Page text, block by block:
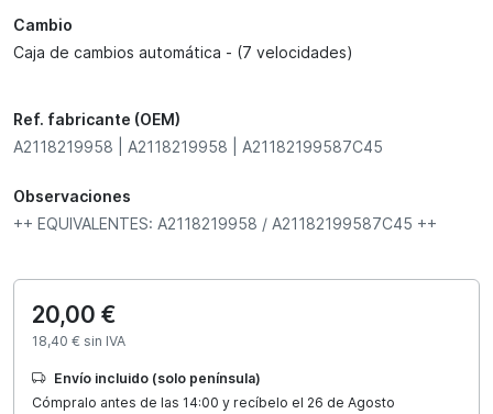
Cambio
Caja de cambios automática - (7 velocidades)
Ref. fabricante (OEM)
A2118219958 | A2118219958 | A21182199587C45
Observaciones
++ EQUIVALENTES: A2118219958 / A21182199587C45 ++
20,00 €
18,40 € sin IVA
Envío incluido (solo península)
Cómpralo antes de las 14:00 y recíbelo el 26 de Agosto